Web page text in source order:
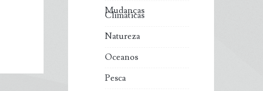
Mudanças
Climáticas
Natureza
Oceanos
Pesca